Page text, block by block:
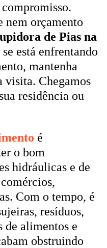
nem orçamento
de Pias na
está enfrentando
mantenha
visita. Chegamos
residência ou
é
o bom
hidráulicas e de
Com o tempo, é
resíduos,
de alimentos e
obstruindo